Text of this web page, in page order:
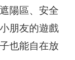
陽區、安全
朋友的遊戲
也能自在放